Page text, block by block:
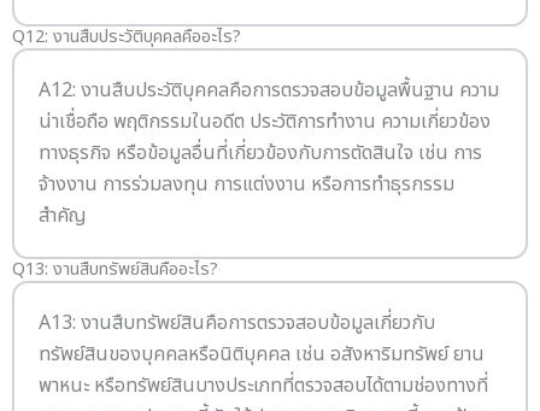
Q12: งานสืบประวัติบุคคลคืออะไร?
A12: งานสืบประวัติบุคคลคือการตรวจสอบข้อมูลพื้นฐาน ความ
น่าเชื่อถือ พฤติกรรมในอดีต ประวัติการทำงาน ความเกี่ยวข้อง
ทางธุรกิจ หรือข้อมูลอื่นที่เกี่ยวข้องกับการตัดสินใจ เช่น การ
จ้างงาน การร่วมลงทุน การแต่งงาน หรือการทำธุรกรรม
สำคัญ
Q13: งานสืบทรัพย์สินคืออะไร?
A13: งานสืบทรัพย์สินคือการตรวจสอบข้อมูลเกี่ยวกับ
ทรัพย์สินของบุคคลหรือนิติบุคคล เช่น อสังหาริมทรัพย์ ยาน
พาหนะ หรือทรัพย์สินบางประเภทที่ตรวจสอบได้ตามช่องทางที่